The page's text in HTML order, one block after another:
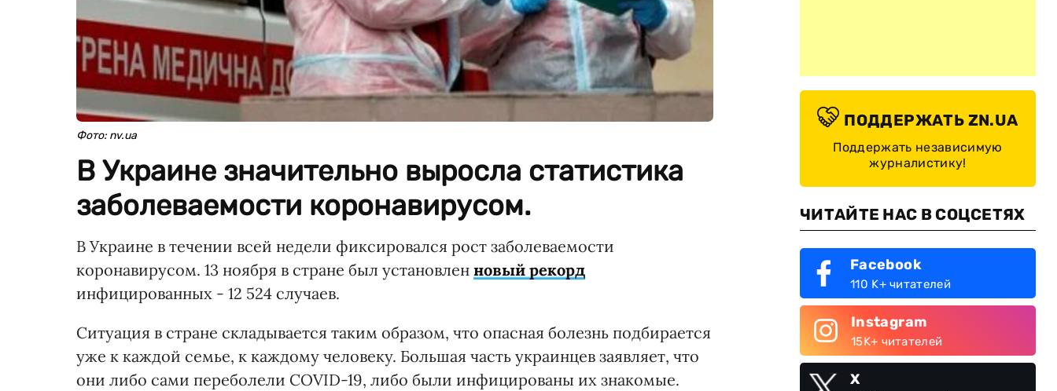
Фото: nv.ua
В Украине значительно выросла статистика
заболеваемости коронавирусом.
В Украине в течении всей недели фиксировался рост заболеваемости
коронавирусом. 13 ноября в стране был установлен новый рекорд
инфицированных - 12 524 случаев.
Ситуация в стране складывается таким образом, что опасная болезнь подбирается
уже к каждой семье, к каждому человеку. Большая часть украинцев заявляет, что
они либо сами переболели COVID-19, либо были инфицированы их знакомые.
ПОДДЕРЖАТЬ ZN.UA
Поддержать независимую
журналистику!
ЧИТАЙТЕ НАС В СОЦСЕТЯХ
Facebook
110 K+ читателей
Instagram
15K+ читателей
X